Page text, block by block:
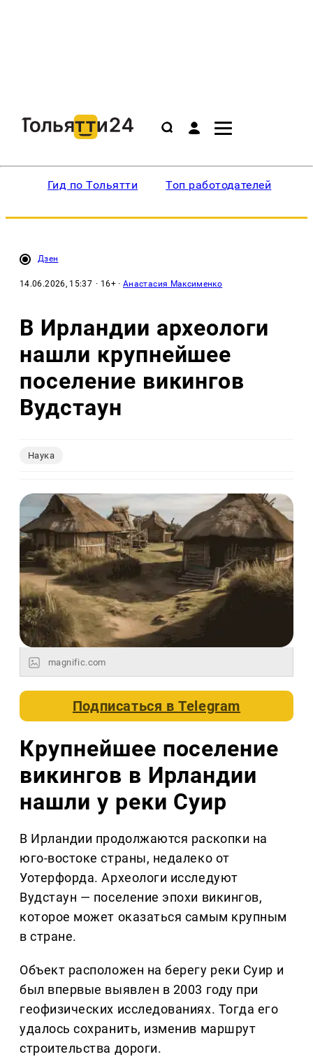
Гид по Тольятти Топ работодателей
Дзен
14.06.2026, 15:37 · 16+ ·Анастасия Максименко
В Ирландии археологи
нашли крупнейшее
поселение викингов
Вудстаун
Наука
magnific.com
Подписаться вTelegram
Крупнейшее поселение
викингов в Ирландии
нашли у реки Суир
В Ирландии продолжаются раскопки на
юго-востоке страны, недалеко от
Уотерфорда. Археологи исследуют
Вудстаун — поселение эпохи викингов,
которое может оказаться самым крупным
в стране.
Объект расположен на берегу реки Суир и
был впервые выявлен в 2003 году при
геофизических исследованиях. Тогда его
удалось сохранить, изменив маршрут
строительства дороги.